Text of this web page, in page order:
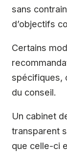
sans
d’objectifs
Certains
spécifiques,
du conseil.
Un cabinet
transparent
que celle-ci